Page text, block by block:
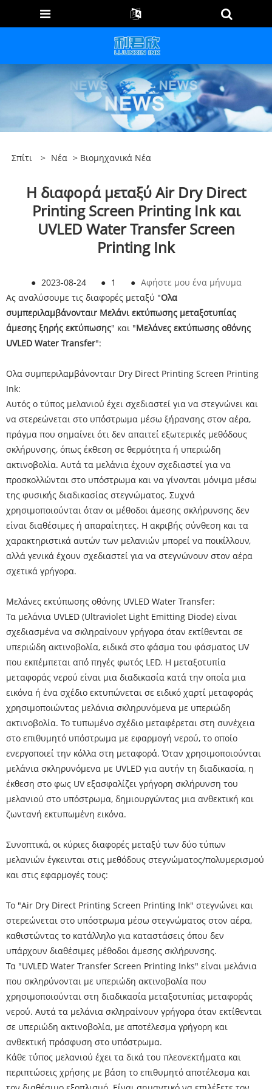
Σπίτι > Νέα > Βιομηχανικά Νέα
Η διαφορά μεταξύ Air Dry Direct
Printing Screen Printing Ink και
UVLED Water Transfer Screen
Printing Ink
● 2023-08-24 ● 1 ● Αφήστε μου ένα μήνυμα
Ας αναλύσουμε τις διαφορές μεταξύ "Ολα
συμπεριλαμβάνονταιr Μελάνι εκτύπωσης μεταξοτυπίας
άμεσης ξηρής εκτύπωσης" και "Μελάνες εκτύπωσης οθόνης
UVLED Water Transfer":
Ολα συμπεριλαμβάνονταιr Dry Direct Printing Screen Printing
Ink:
Αυτός ο τύπος μελανιού έχει σχεδιαστεί για να στεγνώνει και
να στερεώνεται στο υπόστρωμα μέσω ξήρανσης στον αέρα,
πράγμα που σημαίνει ότι δεν απαιτεί εξωτερικές μεθόδους
σκλήρυνσης, όπως έκθεση σε θερμότητα ή υπεριώδη
ακτινοβολία. Αυτά τα μελάνια έχουν σχεδιαστεί για να
προσκολλώνται στο υπόστρωμα και να γίνονται μόνιμα μέσω
της φυσικής διαδικασίας στεγνώματος. Συχνά
χρησιμοποιούνται όταν οι μέθοδοι άμεσης σκλήρυνσης δεν
είναι διαθέσιμες ή απαραίτητες. Η ακριβής σύνθεση και τα
χαρακτηριστικά αυτών των μελανιών μπορεί να ποικίλλουν,
αλλά γενικά έχουν σχεδιαστεί για να στεγνώνουν στον αέρα
σχετικά γρήγορα.
Μελάνες εκτύπωσης οθόνης UVLED Water Transfer:
Τα μελάνια UVLED (Ultraviolet Light Emitting Diode) είναι
σχεδιασμένα να σκληραίνουν γρήγορα όταν εκτίθενται σε
υπεριώδη ακτινοβολία, ειδικά στο φάσμα του φάσματος UV
που εκπέμπεται από πηγές φωτός LED. Η μεταξοτυπία
μεταφοράς νερού είναι μια διαδικασία κατά την οποία μια
εικόνα ή ένα σχέδιο εκτυπώνεται σε ειδικό χαρτί μεταφοράς
χρησιμοποιώντας μελάνια σκληρυνόμενα με υπεριώδη
ακτινοβολία. Το τυπωμένο σχέδιο μεταφέρεται στη συνέχεια
στο επιθυμητό υπόστρωμα με εφαρμογή νερού, το οποίο
ενεργοποιεί την κόλλα στη μεταφορά. Όταν χρησιμοποιούνται
μελάνια σκληρυνόμενα με UVLED για αυτήν τη διαδικασία, η
έκθεση στο φως UV εξασφαλίζει γρήγορη σκλήρυνση του
μελανιού στο υπόστρωμα, δημιουργώντας μια ανθεκτική και
ζωντανή εκτυπωμένη εικόνα.
Συνοπτικά, οι κύριες διαφορές μεταξύ των δύο τύπων
μελανιών έγκεινται στις μεθόδους στεγνώματος/πολυμερισμού
και στις εφαρμογές τους:
Το "Air Dry Direct Printing Screen Printing Ink" στεγνώνει και
στερεώνεται στο υπόστρωμα μέσω στεγνώματος στον αέρα,
καθιστώντας το κατάλληλο για καταστάσεις όπου δεν
υπάρχουν διαθέσιμες μέθοδοι άμεσης σκλήρυνσης.
Τα "UVLED Water Transfer Screen Printing Inks" είναι μελάνια
που σκληρύνονται με υπεριώδη ακτινοβολία που
χρησιμοποιούνται στη διαδικασία μεταξοτυπίας μεταφοράς
νερού. Αυτά τα μελάνια σκληραίνουν γρήγορα όταν εκτίθενται
σε υπεριώδη ακτινοβολία, με αποτέλεσμα γρήγορη και
ανθεκτική πρόσφυση στο υπόστρωμα.
Κάθε τύπος μελανιού έχει τα δικά του πλεονεκτήματα και
περιπτώσεις χρήσης με βάση το επιθυμητό αποτέλεσμα και